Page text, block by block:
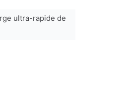
ultra-rapide de